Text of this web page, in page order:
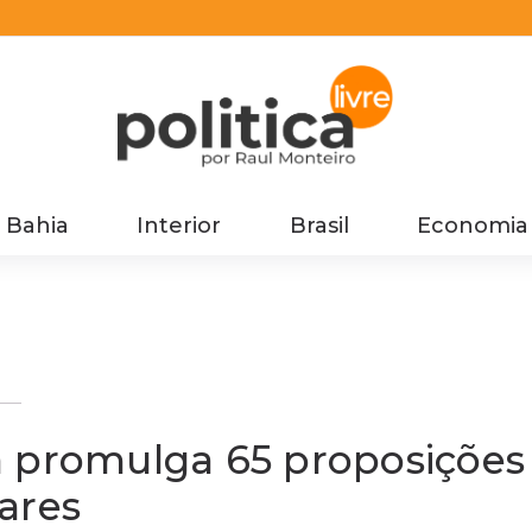
Bahia Interior Brasil Economia
65 proposições